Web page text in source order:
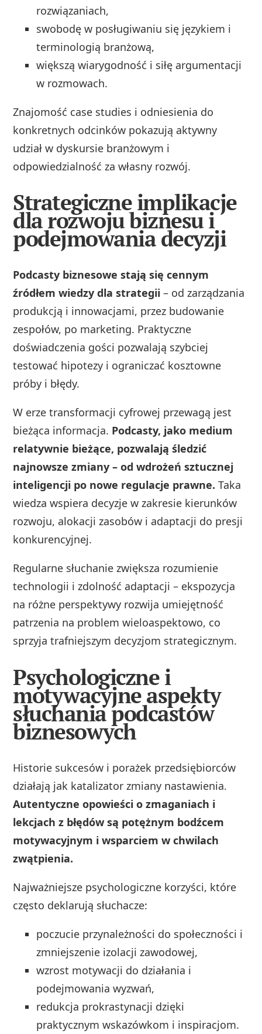
rozwiązaniach,
swobodę w posługiwaniu się językiem i
terminologią branżową,
większą wiarygodność i siłę argumentacji
w rozmowach.
Znajomość case studies i odniesienia do
konkretnych odcinków pokazują aktywny
udział w dyskursie branżowym i
odpowiedzialność za własny rozwój.
Strategiczne implikacje
dla rozwoju biznesu i
podejmowania decyzji
Podcasty biznesowe stają się cennym
źródłem wiedzy dla strategii – od zarządzania
produkcją i innowacjami, przez budowanie
zespołów, po marketing. Praktyczne
doświadczenia gości pozwalają szybciej
testować hipotezy i ograniczać kosztowne
próby i błędy.
W erze transformacji cyfrowej przewagą jest
bieżąca informacja. Podcasty, jako medium
relatywnie bieżące, pozwalają śledzić
najnowsze zmiany – od wdrożeń sztucznej
inteligencji po nowe regulacje prawne. Taka
wiedza wspiera decyzje w zakresie kierunków
rozwoju, alokacji zasobów i adaptacji do presji
konkurencyjnej.
Regularne słuchanie zwiększa rozumienie
technologii i zdolność adaptacji – ekspozycja
na różne perspektywy rozwija umiejętność
patrzenia na problem wieloaspektowo, co
sprzyja trafniejszym decyzjom strategicznym.
Psychologiczne i
motywacyjne aspekty
słuchania podcastów
biznesowych
Historie sukcesów i porażek przedsiębiorców
działają jak katalizator zmiany nastawienia.
Autentyczne opowieści o zmaganiach i
lekcjach z błędów są potężnym bodźcem
motywacyjnym i wsparciem w chwilach
zwątpienia.
Najważniejsze psychologiczne korzyści, które
często deklarują słuchacze:
poczucie przynależności do społeczności i
zmniejszenie izolacji zawodowej,
wzrost motywacji do działania i
podejmowania wyzwań,
redukcja prokrastynacji dzięki
praktycznym wskazówkom i inspiracjom.